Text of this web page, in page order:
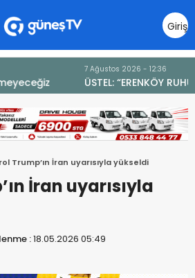
Giriş
Yap
RUHU SONSUZA DEK YAŞAYACAK”
Trump’ın İran uyarısıyla yükseldi
İran uyarısıyla
:18.05.2026 05:49